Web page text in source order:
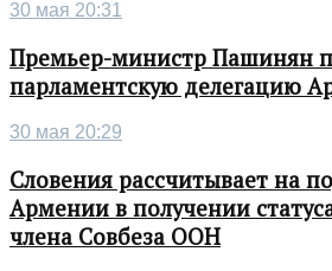
30 мая 20:31
Премьер-министр Пашинян
парламентскую делегацию
30 мая 20:29
Словения рассчитывает на
Армении в получении
члена Совбеза ООН